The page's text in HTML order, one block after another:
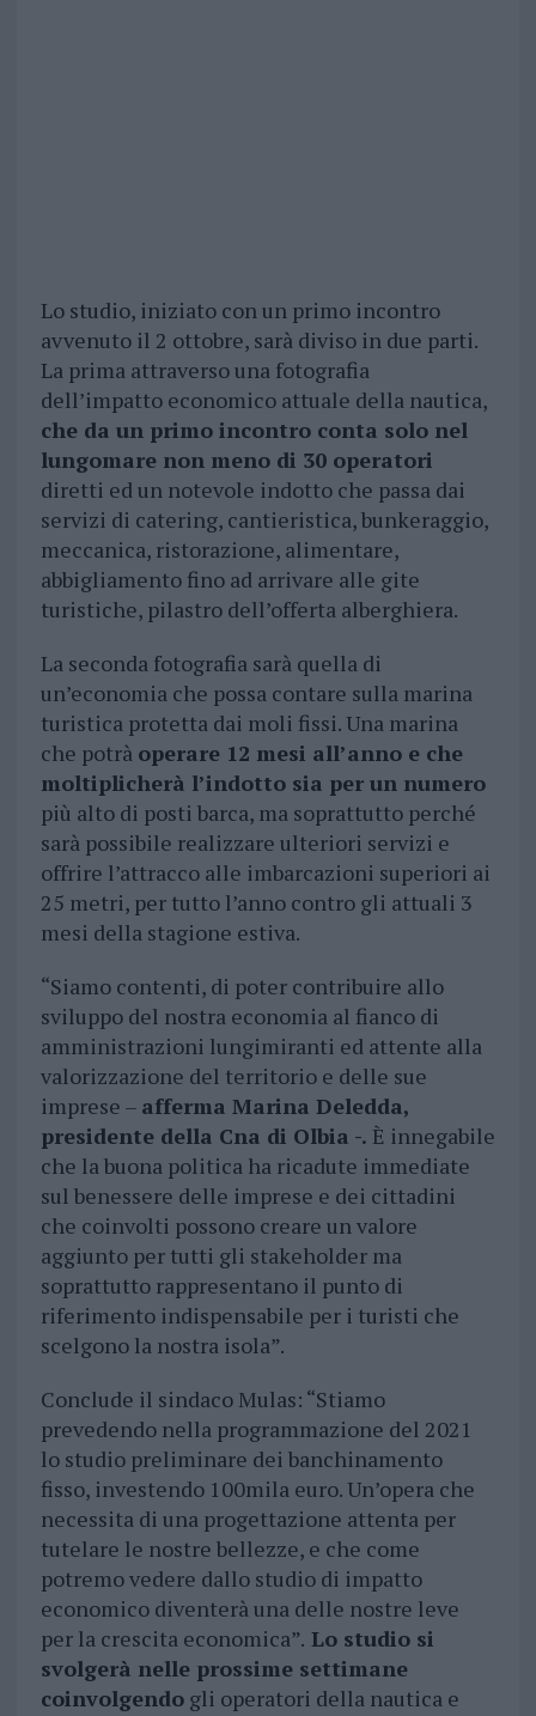
Lo studio, iniziato con un primo incontro
avvenuto il 2 ottobre, sarà diviso in due parti.
La prima attraverso una fotografia
dell’impatto economico attuale della nautica,
che da un primo incontro conta solo nel
lungomare non meno di 30 operatori
diretti ed un notevole indotto che passa dai
servizi di catering, cantieristica, bunkeraggio,
meccanica, ristorazione, alimentare,
abbigliamento fino ad arrivare alle gite
turistiche, pilastro dell’offerta alberghiera.
La seconda fotografia sarà quella di
un’economia che possa contare sulla marina
turistica protetta dai moli fissi. Una marina
che potrà operare 12 mesi all’anno e che
moltiplicherà l’indotto sia per un numero
più alto di posti barca, ma soprattutto perché
sarà possibile realizzare ulteriori servizi e
offrire l’attracco alle imbarcazioni superiori ai
25 metri, per tutto l’anno contro gli attuali 3
mesi della stagione estiva.
“Siamo contenti, di poter contribuire allo
sviluppo del nostra economia al fianco di
amministrazioni lungimiranti ed attente alla
valorizzazione del territorio e delle sue
imprese – afferma Marina Deledda,
presidente della Cna di Olbia -. È innegabile
che la buona politica ha ricadute immediate
sul benessere delle imprese e dei cittadini
che coinvolti possono creare un valore
aggiunto per tutti gli stakeholder ma
soprattutto rappresentano il punto di
riferimento indispensabile per i turisti che
scelgono la nostra isola”.
Conclude il sindaco Mulas: “Stiamo
prevedendo nella programmazione del 2021
lo studio preliminare dei banchinamento
fisso, investendo 100mila euro. Un’opera che
necessita di una progettazione attenta per
tutelare le nostre bellezze, e che come
potremo vedere dallo studio di impatto
economico diventerà una delle nostre leve
per la crescita economica”. Lo studio si
svolgerà nelle prossime settimane
coinvolgendogli operatori della nautica e